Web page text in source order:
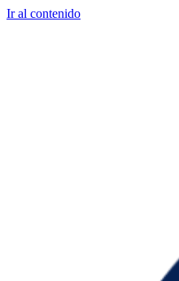
Ir al contenido